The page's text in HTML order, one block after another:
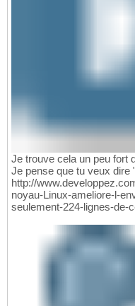
Je trouve cela un peu fort
Je pense que tu veux dire
http://
noyau-Linux-ameliore-l-
seulement-224-lignes-de-